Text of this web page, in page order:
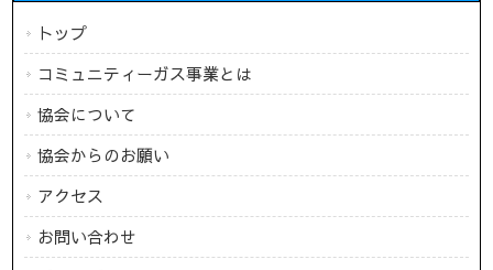
トップ
コミュニティーガス事業とは
協会について
協会からのお願い
アクセス
お問い合わせ